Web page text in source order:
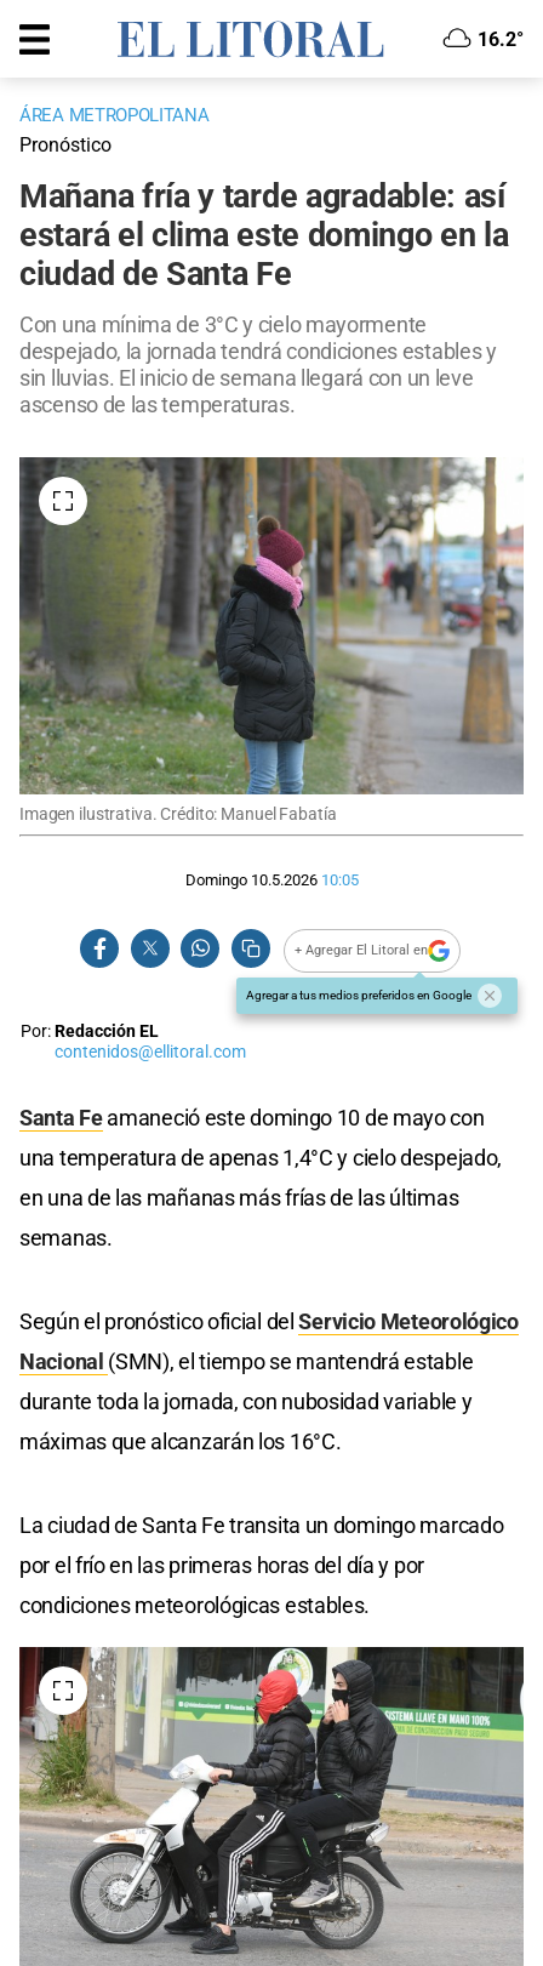
16.2°
ÁREA METROPOLITANA
Pronóstico
Mañana fría y tarde agradable: así
estará el clima este domingo en la
ciudad de Santa Fe
Con una mínima de 3°C y cielo mayormente
despejado, la jornada tendrá condiciones estables y
sin lluvias. El inicio de semana llegará con un leve
ascenso de las temperaturas.
Imagen ilustrativa. Crédito: Manuel Fabatía
Domingo 10.5.2026 10:05
+ Agregar El Litoral en
Agregar a tus medios preferidos en Google
Por:Redacción EL
contenidos@ellitoral.com
Santa Feamaneció este domingo 10 de mayo con
una temperatura de apenas 1,4°C y cielo despejado,
en una de las mañanas más frías de las últimas
semanas.
Según el pronóstico oficial delServicio Meteorológico
Nacional (SMN), el tiempo se mantendrá estable
durante toda la jornada, con nubosidad variable y
máximas que alcanzarán los 16°C.
La ciudad de Santa Fe transita un domingo marcado
por el frío en las primeras horas del día y por
condiciones meteorológicas estables.